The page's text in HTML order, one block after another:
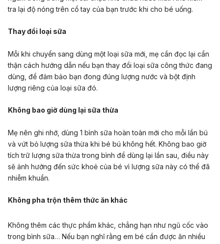
tra lại độ nóng trên cổ tay của bạn trước khi cho bé uống.
Thay đổi loại sữa
Mỗi khi chuyển sang dùng một loại sữa mới, mẹ cần đọc lại cẩn
thận cách hướng dẫn nếu bạn thay đổi loại sữa công thức đang
dùng, để đảm bảo bạn đong đúng lượng nước và bột định
lượng riêng của loại sữa đó.
Không bao giờ dùng lại sữa thừa
Mẹ nên ghi nhớ, dùng 1 bình sữa hoàn toàn mới cho mỗi lần bú
và vứt bỏ lượng sữa thừa khi bé bú không hết. Không bao giờ
tích trữ lượng sữa thừa trong bình để dùng lại lần sau, điều này
sẽ ảnh hưởng đến sức khoẻ của bé vì lượng sữa này có thể đã
nhiễm khuẩn.
Không pha trộn thêm thức ăn khác
Không thêm các thực phẩm khác, chẳng hạn như ngũ cốc vào
trong bình sữa… Nếu bạn nghĩ rằng em bé cần được ăn nhiều